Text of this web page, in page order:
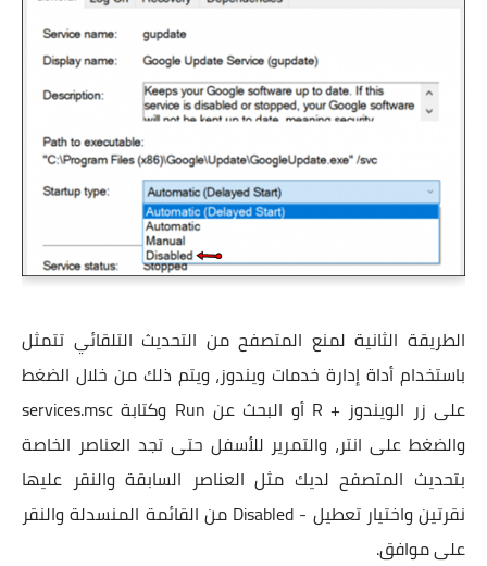
الطريقة الثانية لمنع المتصفح من التحديث التلقائي تتمثل
باستخدام أداة إدارة خدمات ويندوز، ويتم ذلك من خلال الضغط
على زر الويندوز + R أو البحث عن Run وكتابة services.msc
والضغط على انتر، والتمرير للأسفل حتى تجد العناصر الخاصة
بتحديث المتصفح لديك مثل العناصر السابقة والنقر عليها
نقرتين واختيار تعطيل - Disabled من القائمة المنسدلة والنقر
على موافق.